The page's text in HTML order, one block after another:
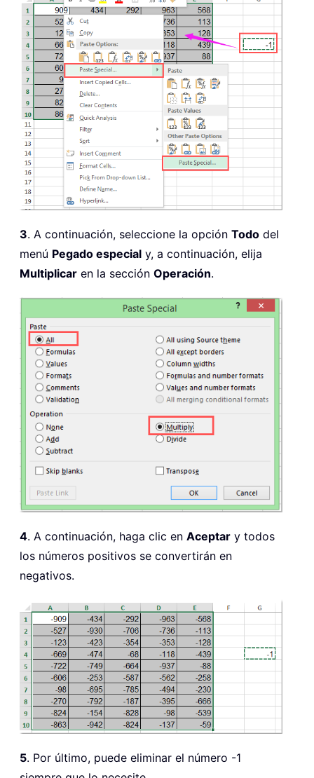
3. A continuación, seleccione la opción Todo del
menú Pegado especial y, a continuación, elija
Multiplicar en la sección Operación.
4. A continuación, haga clic en Aceptar y todos
los números positivos se convertirán en
negativos.
5. Por último, puede eliminar el número -1